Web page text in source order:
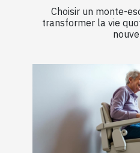
Choisir un monte-
transformer la vie